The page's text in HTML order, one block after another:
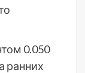
0.050
ранних